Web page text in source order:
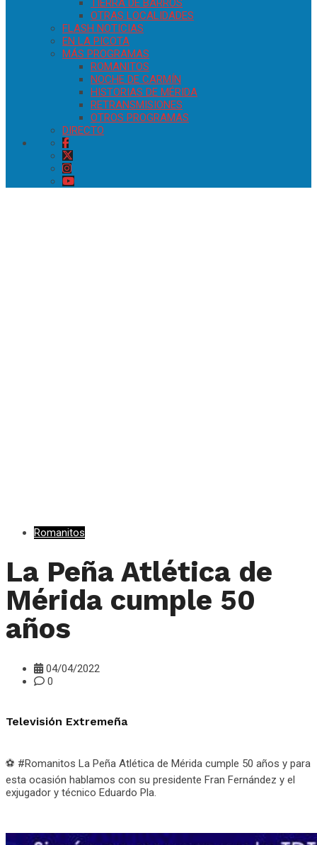
TIERRA DE BARROS
OTRAS LOCALIDADES
FLASH NOTICIAS
EN LA PICOTA
MÁS PROGRAMAS
ROMANITOS
NOCHE DE CARMÍN
HISTORIAS DE MÉRIDA
RETRANSMISIONES
OTROS PROGRAMAS
DIRECTO
Romanitos
La Peña Atlética de
Mérida cumple 50
años
04/04/2022
0
Televisión Extremeña
⚽ #Romanitos La Peña Atlética de Mérida cumple 50 años y para
esta ocasión hablamos con su presidente Fran Fernández y el
exjugador y técnico Eduardo Pla.